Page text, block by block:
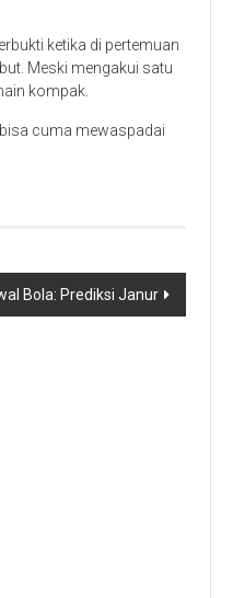
ketika di pertemuan
Meski mengakui satu
kompak.
cuma mewaspadai
Bola: Prediksi Janur